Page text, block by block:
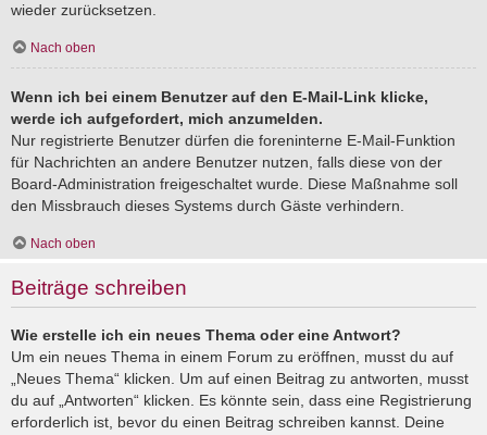
wieder zurücksetzen.
Nach oben
Wenn ich bei einem Benutzer auf den E-Mail-Link klicke,
werde ich aufgefordert, mich anzumelden.
Nur registrierte Benutzer dürfen die foreninterne E-Mail-Funktion
für Nachrichten an andere Benutzer nutzen, falls diese von der
Board-Administration freigeschaltet wurde. Diese Maßnahme soll
den Missbrauch dieses Systems durch Gäste verhindern.
Nach oben
Beiträge schreiben
Wie erstelle ich ein neues Thema oder eine Antwort?
Um ein neues Thema in einem Forum zu eröffnen, musst du auf
„Neues Thema“ klicken. Um auf einen Beitrag zu antworten, musst
du auf „Antworten“ klicken. Es könnte sein, dass eine Registrierung
erforderlich ist, bevor du einen Beitrag schreiben kannst. Deine